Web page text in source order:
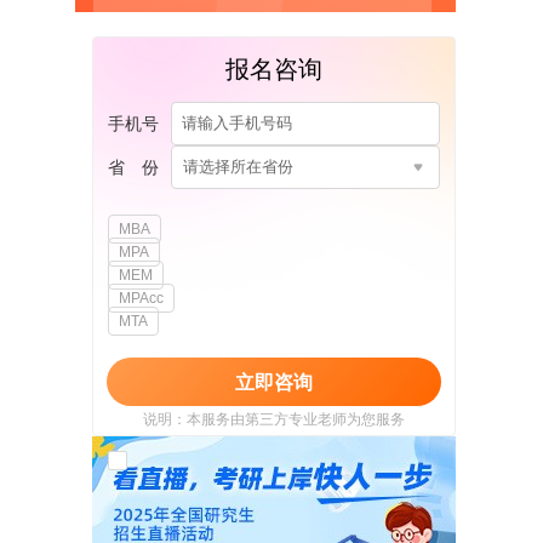
报名咨询
手机号
省 份 请选择所在省份
MBA
MPA
MEM
MPAcc
MTA
立即咨询
说明：本服务由第三方专业老师为您服务
我已阅读并同意 《用户政策》
《用户服务
使用协议》